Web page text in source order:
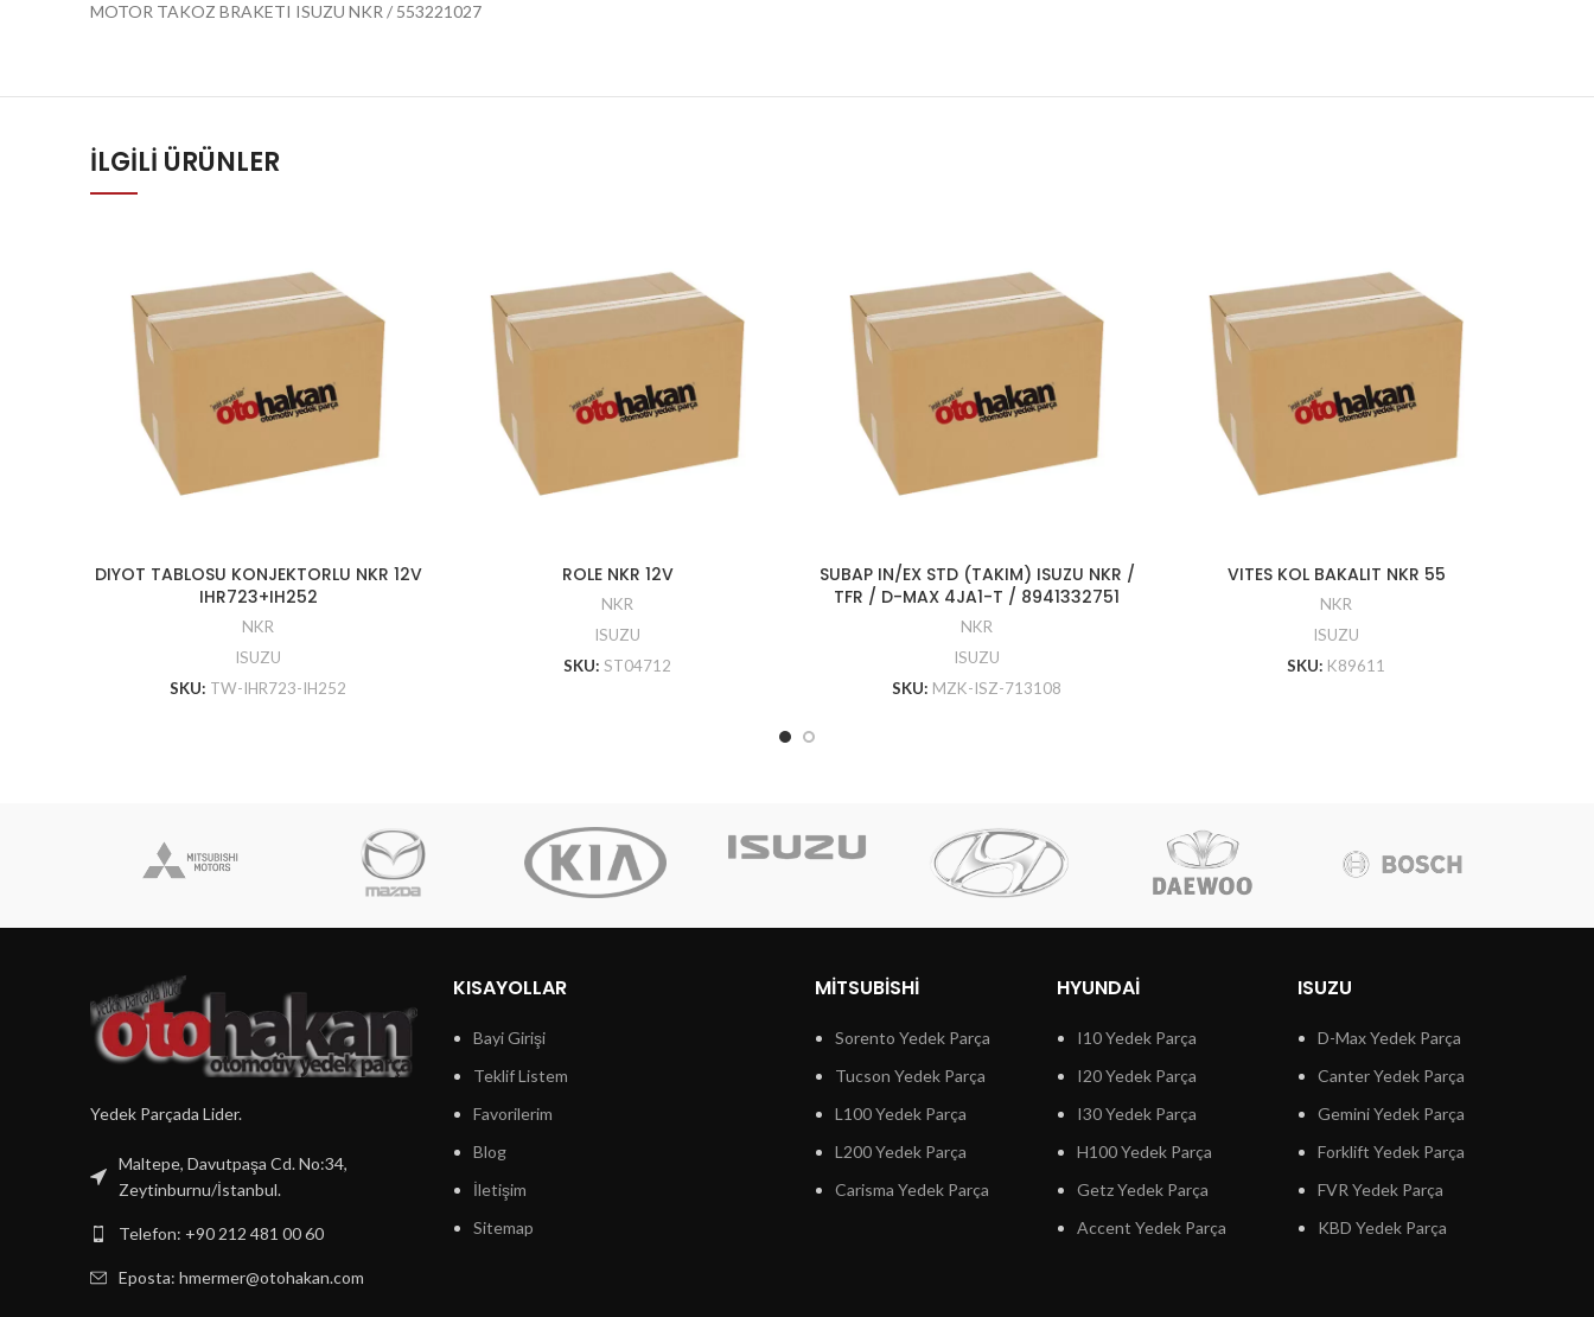
MOTOR TAKOZ BRAKETI ISUZU NKR / 553221027
İLGILI ÜRÜNLER
DIYOT TABLOSU KONJEKTORLU NKR 12V
IHR723+IH252
NKR
ISUZU
SKU: TW-IHR723-IH252
ROLE NKR 12V
NKR
ISUZU
SKU: ST04712
SUBAP IN/EX STD (TAKIM) ISUZU NKR /
TFR / D-MAX 4JA1-T / 8941332751
NKR
ISUZU
SKU: MZK-ISZ-713108
VITES KOL BAKALIT NKR 55
NKR
ISUZU
SKU: K89611
Yedek Parçada Lider.
Maltepe, Davutpaşa Cd. No:34,
Zeytinburnu/İstanbul.
Telefon: +90 212 481 00 60
Eposta: hmermer@otohakan.com
KISAYOLLAR
Bayi Girişi
Teklif Listem
Favorilerim
Blog
İletişim
Sitemap
MITSUBISHI
Sorento Yedek Parça
Tucson Yedek Parça
L100 Yedek Parça
L200 Yedek Parça
Carisma Yedek Parça
HYUNDAI
I10 Yedek Parça
I20 Yedek Parça
I30 Yedek Parça
H100 Yedek Parça
Getz Yedek Parça
Accent Yedek Parça
ISUZU
D-Max Yedek Parça
Canter Yedek Parça
Gemini Yedek Parça
Forklift Yedek Parça
FVR Yedek Parça
KBD Yedek Parça